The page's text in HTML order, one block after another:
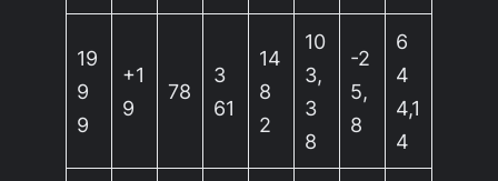
19
9
9
+1
9
78
3
61
14
8
2
10
3,
3
8
-2
5,
8
6
4
4,1
4